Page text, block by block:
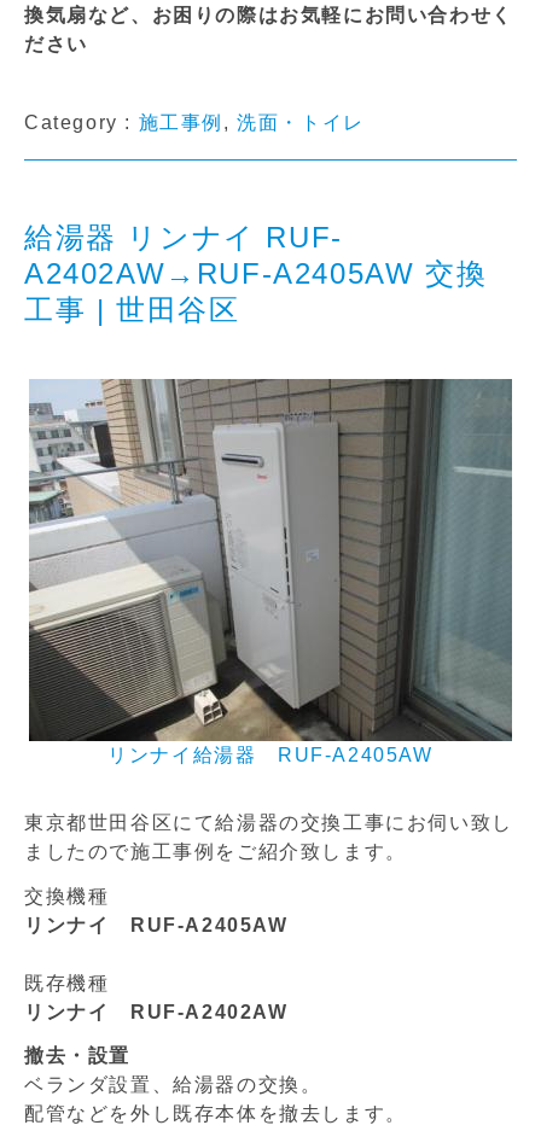
換気扇など、お困りの際はお気軽にお問い合わせく
ださい
Category : 施工事例 ,洗面・トイレ
給湯器 リンナイ RUF-
A2402AW→RUF-A2405AW 交換
工事 | 世田谷区
リンナイ給湯器 RUF-A2405AW
東京都世田谷区にて給湯器の交換工事にお伺い致し
ましたので施工事例をご紹介致します。
交換機種
リンナイ RUF-A2405AW
既存機種
リンナイ RUF-A2402AW
撤去・設置
ベランダ設置、給湯器の交換。
配管などを外し既存本体を撤去します。